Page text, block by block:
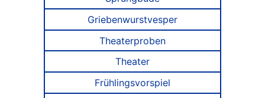
Griebenwurstvesper
Theaterproben
Theater
Frühlingsvorspiel